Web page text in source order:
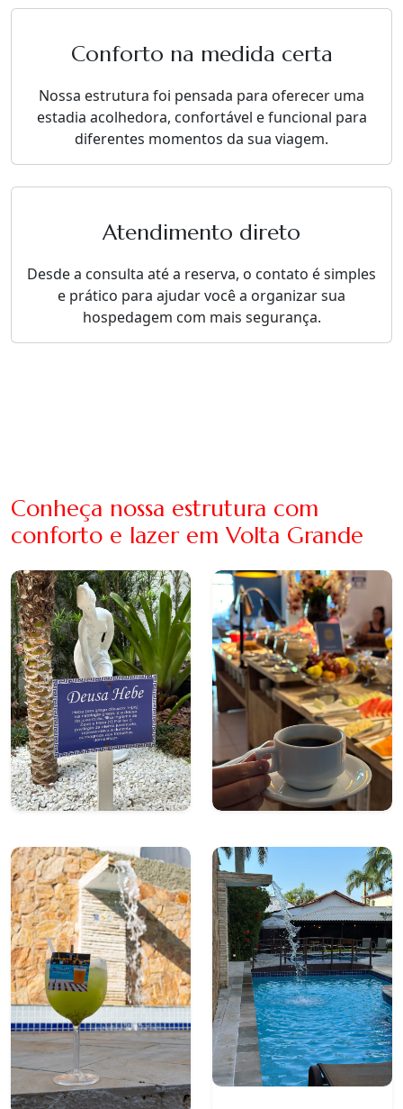
Conforto na medida certa
Nossa estrutura foi pensada para oferecer uma
estadia acolhedora, confortável e funcional para
diferentes momentos da sua viagem.
Atendimento direto
Desde a consulta até a reserva, o contato é simples
e prático para ajudar você a organizar sua
hospedagem com mais segurança.
Conheça nossa estrutura com
conforto e lazer em Volta Grande